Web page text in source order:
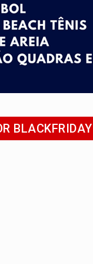
do bar da
lança
urânio, mas
após colombiana
BLACKFRIDAY